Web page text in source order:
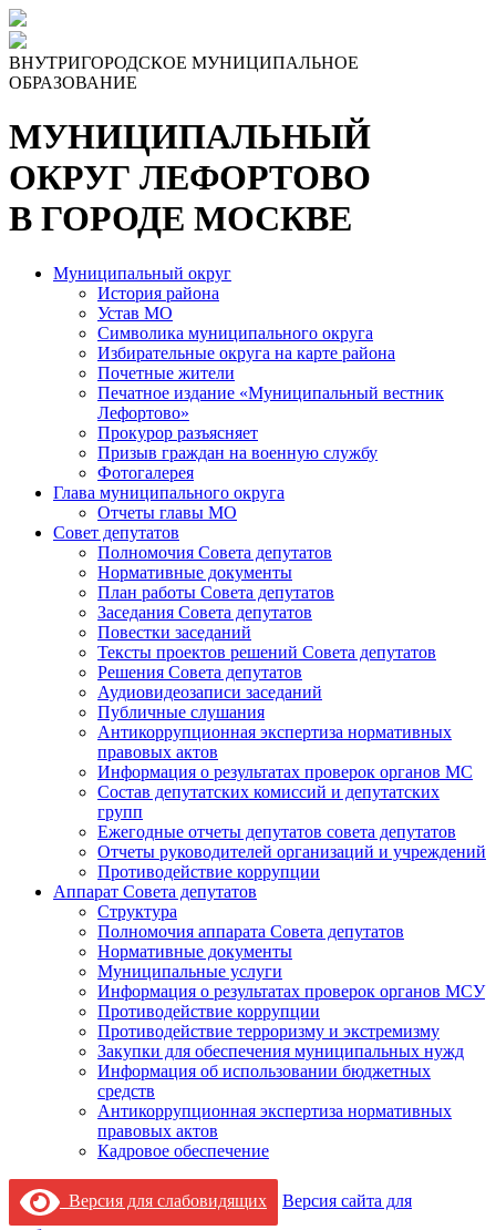
Skip
to
the
content
ВНУТРИГОРОДСКОЕ МУНИЦИПАЛЬНОЕ
ОБРАЗОВАНИЕ
МУНИЦИПАЛЬНЫЙ
ОКРУГ ЛЕФОРТОВО
В ГОРОДЕ МОСКВЕ
Муниципальный округ
История района
Устав МО
Символика муниципального округа
Избирательные округа на карте района
Почетные жители
Печатное издание «Муниципальный вестник
Лефортово»
Прокурор разъясняет
Призыв граждан на военную службу
Фотогалерея
Глава муниципального округа
Отчеты главы МО
Совет депутатов
Полномочия Совета депутатов
Нормативные документы
План работы Совета депутатов
Заседания Cовета депутатов
Повестки заседаний
Тексты проектов решений Совета депутатов
Решения Совета депутатов
Аудиовидеозаписи заседаний
Публичные слушания
Антикоррупционная экспертиза нормативных
правовых актов
Информация о результатах проверок органов МС
Состав депутатских комиссий и депутатских
групп
Ежегодные отчеты депутатов совета депутатов
Отчеты руководителей организаций и учреждений
Противодействие коррупции
Аппарат Совета депутатов
Структура
Полномочия аппарата Совета депутатов
Нормативные документы
Муниципальные услуги
Информация о результатах проверок органов МСУ
Противодействие коррупции
Противодействие терроризму и экстремизму
Закупки для обеспечения муниципальных нужд
Информация об использовании бюджетных
средств
Антикоррупционная экспертиза нормативных
правовых актов
Кадровое обеспечение
Версия для слабовидящих
Версия сайта для